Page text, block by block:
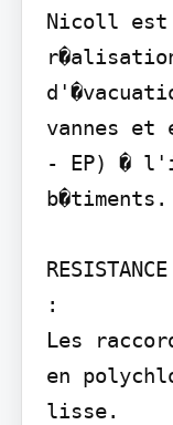
Nicoll est
vannes et
- EP) �
b�timents.
:
Les
en
lisse.